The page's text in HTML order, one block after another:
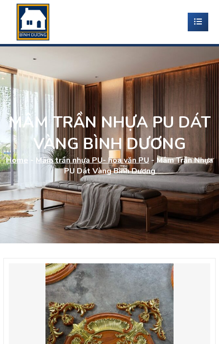
MÂM TRẦN NHỰA PU DÁT
VÀNG BÌNH DƯƠNG
Home - Mâm trần nhựa PU- hoa văn PU -Mâm Trần Nhựa
PU Dát Vàng Bình Dương